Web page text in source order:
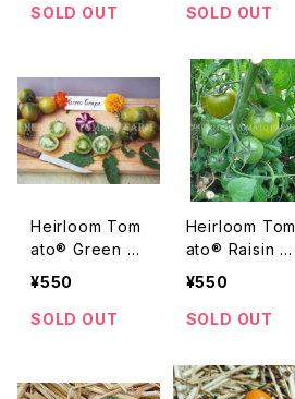
リザービング・フ
SOLD OUT
メイジング・グレ
SOLD OUT
Heirloom Tom
ato® Green Gr
ape エアルー
ーン・グレープ
¥550
SOLD OUT
Heirloom Tom
ato® Raisin Ve
rt エアルーム・ト
ヴェール
¥550
SOLD OUT